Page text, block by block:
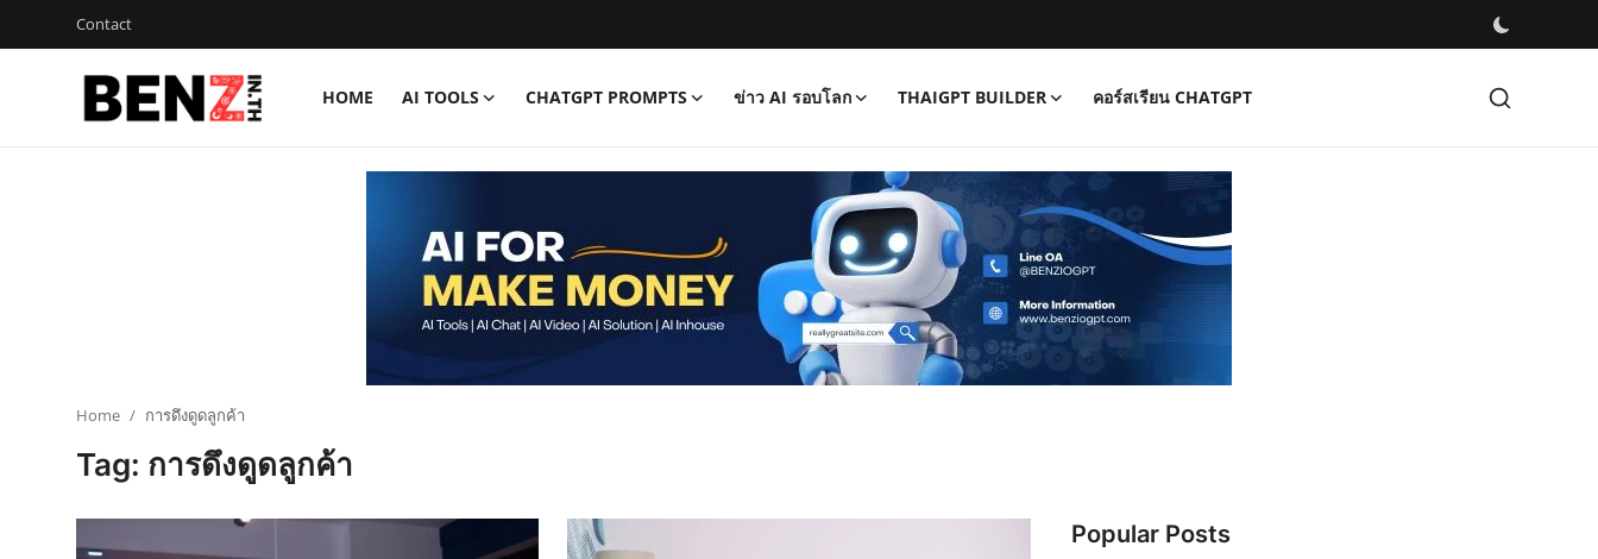
Contact
HOME AI TOOLS CHATGPT PROMPTS ข่าว AI รอบโลก THAIGPT BUILDER คอร์สเรียน CHATGPT
ThaiGPT Builder
คอร์สเรียน ChatGPT
Home การดึงดูดลูกค้า
Tag: การดึงดูดลูกค้า
Popular Posts